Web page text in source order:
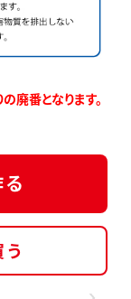
廃番となります。